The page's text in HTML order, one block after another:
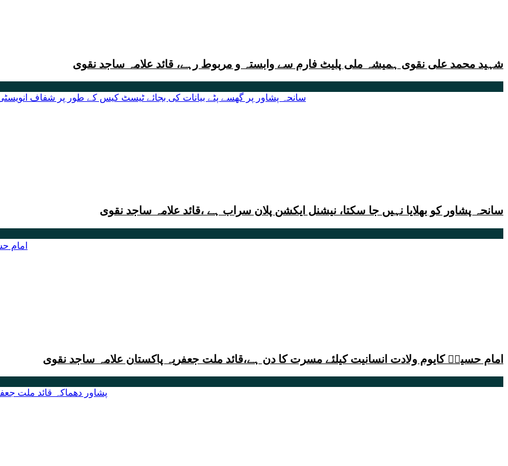
شہید محمد علی نقوی ہمیشہ ملی پلیٹ فارم سے وابستہ و مربوط رہے، قائد علامہ ساجد نقوی
سانحہ پشاور کو بھلایا نہیں جا سکتا، نیشنل ایکشن پلان سراب ہے ،قائد علامہ ساجد نقوی
امام حسینؑ کایوم ولادت انسانیت کیلئے مسرت کا دن ہے،قائد ملت جعفریہ پاکستان علامہ ساجد نقوی